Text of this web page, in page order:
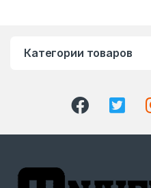
Категории товаров